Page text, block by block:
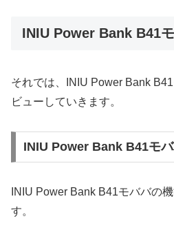
INIU Power Bank B41
それでは、INIU Power Bank
ビューしていきます。
INIU Power Bank B41モ
INIU Power Bank B41モババの
す。